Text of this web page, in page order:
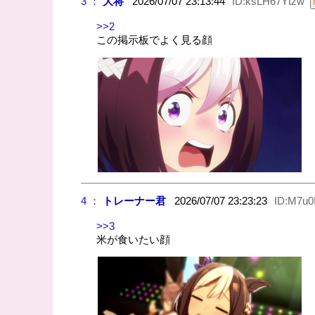
>>2
この掲示板でよく見る顔
4 ： トレーナー君2026/07/07 23:23:23
>>3
米が食いたい顔